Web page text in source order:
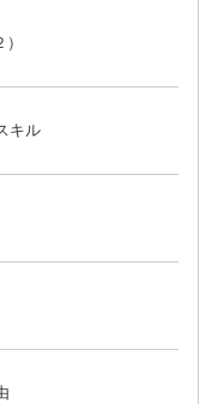
）
キル